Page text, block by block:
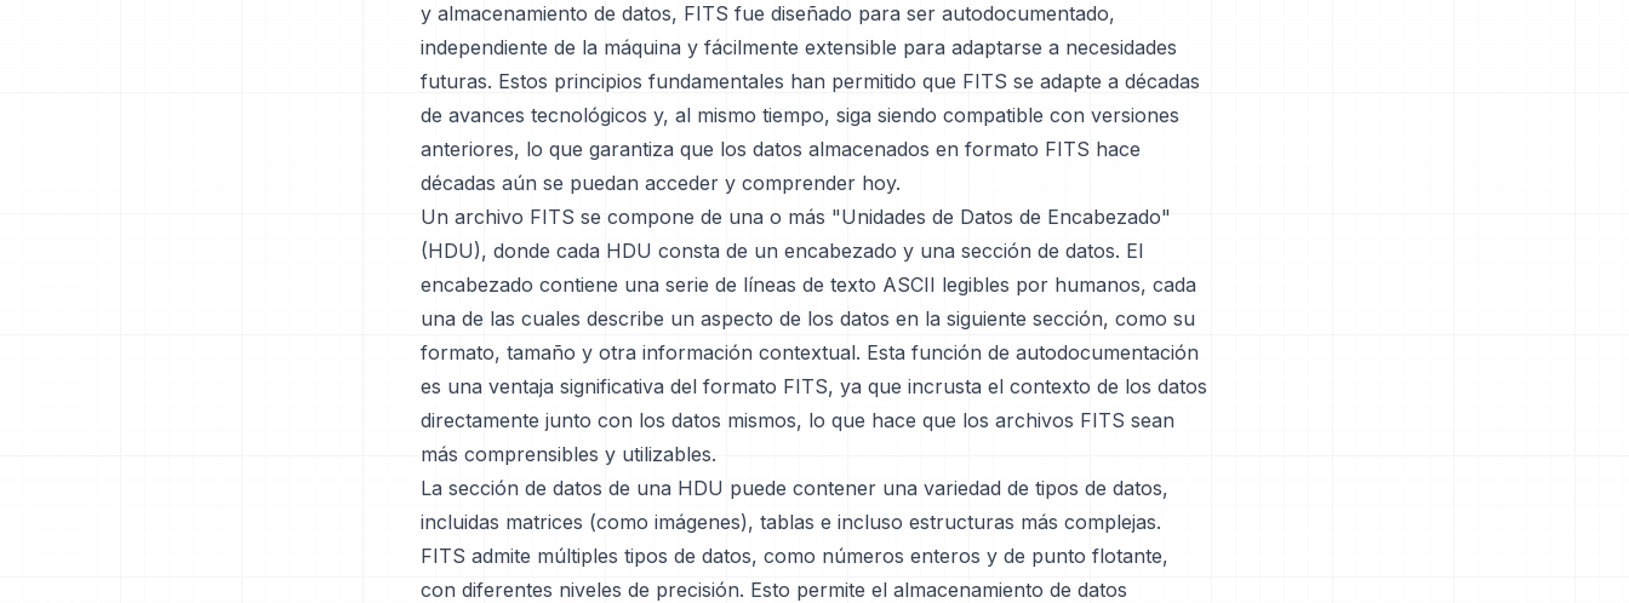
y almacenamiento de datos, FITS fue diseñado para ser autodocumentado,
independiente de la máquina y fácilmente extensible para adaptarse a necesidades
futuras. Estos principios fundamentales han permitido que FITS se adapte a décadas
de avances tecnológicos y, al mismo tiempo, siga siendo compatible con versiones
anteriores, lo que garantiza que los datos almacenados en formato FITS hace
décadas aún se puedan acceder y comprender hoy.
Un archivo FITS se compone de una o más "Unidades de Datos de Encabezado"
(HDU), donde cada HDU consta de un encabezado y una sección de datos. El
encabezado contiene una serie de líneas de texto ASCII legibles por humanos, cada
una de las cuales describe un aspecto de los datos en la siguiente sección, como su
formato, tamaño y otra información contextual. Esta función de autodocumentación
es una ventaja significativa del formato FITS, ya que incrusta el contexto de los datos
directamente junto con los datos mismos, lo que hace que los archivos FITS sean
más comprensibles y utilizables.
La sección de datos de una HDU puede contener una variedad de tipos de datos,
incluidas matrices (como imágenes), tablas e incluso estructuras más complejas.
FITS admite múltiples tipos de datos, como números enteros y de punto flotante,
con diferentes niveles de precisión. Esto permite el almacenamiento de datos